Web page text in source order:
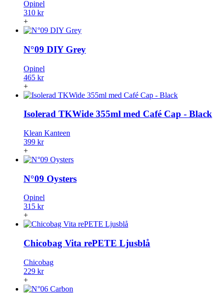
Opinel
310 kr
+
N°09 DIY Grey
Opinel
465 kr
+
Isolerad TKWide 355ml med Café Cap - Black
Klean Kanteen
399 kr
+
N°09 Oysters
Opinel
315 kr
+
Chicobag Vita rePETE Ljusblå
Chicobag
229 kr
+